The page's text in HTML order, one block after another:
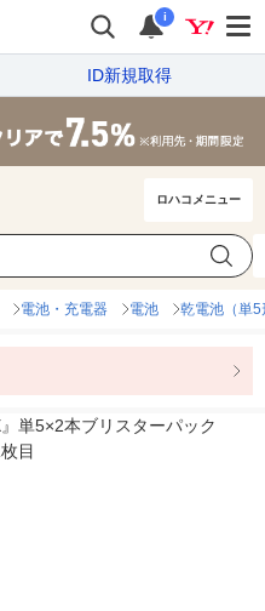
i
ID新規取得
ロハコメニュー
電池・充電器 電池 乾電池（単5